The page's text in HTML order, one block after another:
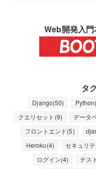
Web開発入門
タ
Django(50)
クエリセット(9)
データ
フロントエンド(5)
Heroku(4)
セキュリ
ログイン(4)
テス